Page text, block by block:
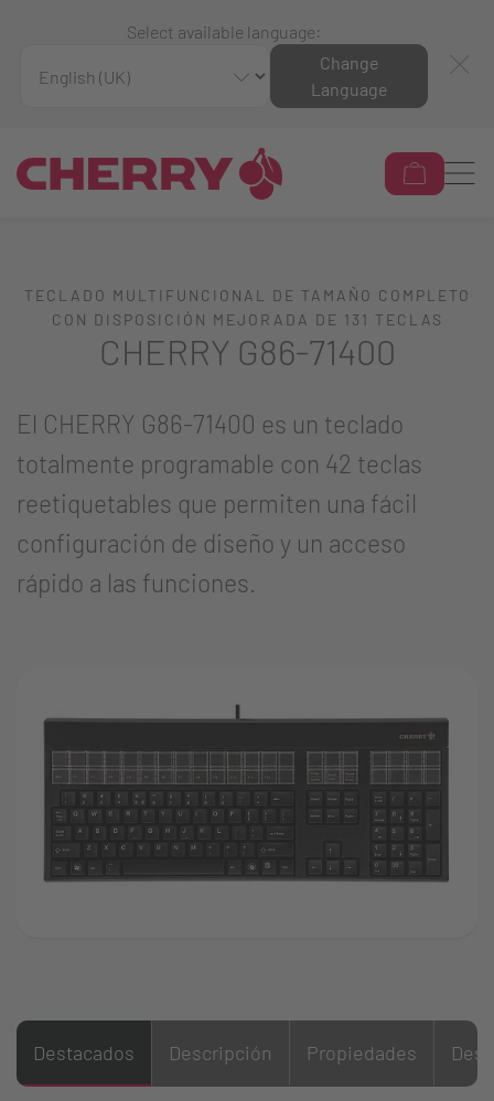
Select available language:
Change
Language
TECLADO MULTIFUNCIONAL DE TAMAÑO COMPLETO
CON DISPOSICIÓN MEJORADA DE 131 TECLAS
CHERRY G86-71400
El CHERRY G86-71400 es un teclado
totalmente programable con 42 teclas
reetiquetables que permiten una fácil
configuración de diseño y un acceso
rápido a las funciones.
Destacados Descripción Propiedades